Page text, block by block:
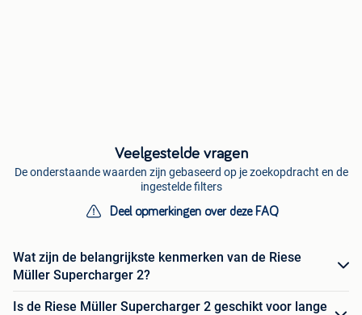
Veelgestelde vragen
De onderstaande waarden zijn gebaseerd op je zoekopdracht en de
ingestelde filters
Deel opmerkingen over deze FAQ
Wat zijn de belangrijkste kenmerken van de Riese
Müller Supercharger 2?
Is de Riese Müller Supercharger 2 geschikt voor lange